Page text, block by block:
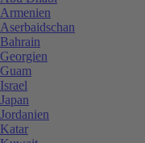
Armenien
Aserbaidschan
Bahrain
Georgien
Guam
Israel
Japan
Jordanien
Katar